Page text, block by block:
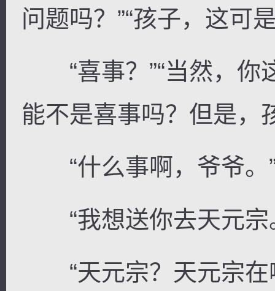
问题吗？”“孩子，这可
“喜事？”“当然，你
能不是喜事吗？但是，
“什么事啊，爷爷。
“我想送你去天元宗
“天元宗？天元宗在